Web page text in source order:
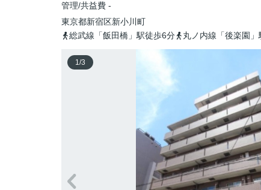
管理/共益費 -
東京都新宿区新小川町
総武線「飯田橋」駅徒歩6分
丸ノ内線「後楽園
1/3